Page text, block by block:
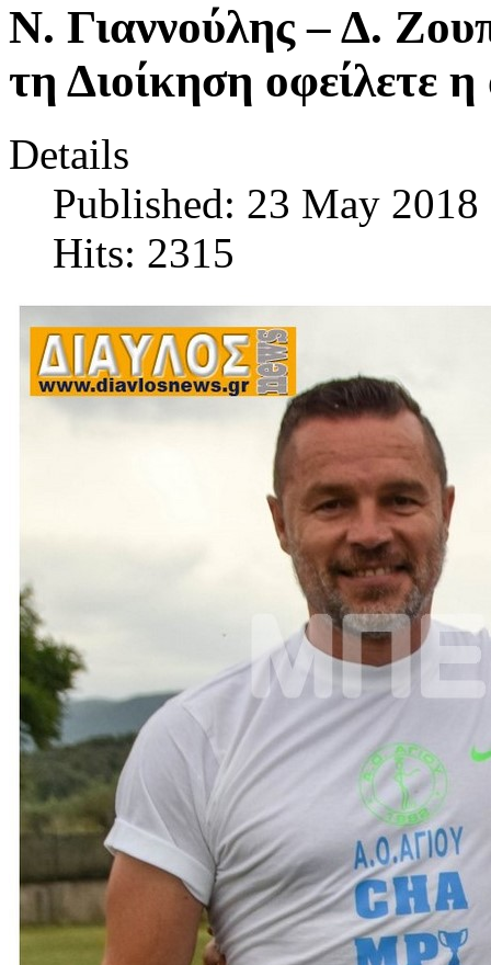
Ν. Γιαννούλης – Δ.
τη Διοίκηση οφείλετε
Details
Published: 23 May 2018
Hits: 2315